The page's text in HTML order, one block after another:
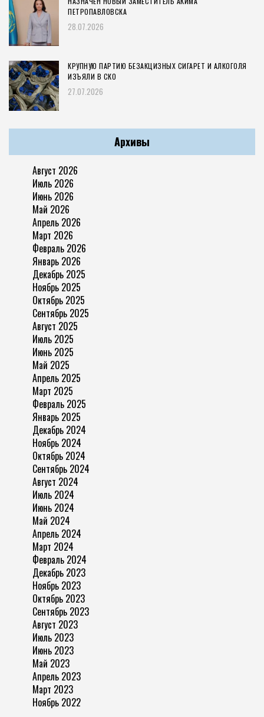
ПЕТРОПАВЛОВСКА
28.07.2026
КРУПНУЮ ПАРТИЮ БЕЗАКЦИЗНЫХ СИГАРЕТ И АЛКОГОЛЯ
ИЗЪЯЛИ В СКО
27.07.2026
Архивы
Август 2026
Июль 2026
Июнь 2026
Май 2026
Апрель 2026
Март 2026
Февраль 2026
Январь 2026
Декабрь 2025
Ноябрь 2025
Октябрь 2025
Сентябрь 2025
Август 2025
Июль 2025
Июнь 2025
Май 2025
Апрель 2025
Март 2025
Февраль 2025
Январь 2025
Декабрь 2024
Ноябрь 2024
Октябрь 2024
Сентябрь 2024
Август 2024
Июль 2024
Июнь 2024
Май 2024
Апрель 2024
Март 2024
Февраль 2024
Декабрь 2023
Ноябрь 2023
Октябрь 2023
Сентябрь 2023
Август 2023
Июль 2023
Июнь 2023
Май 2023
Апрель 2023
Март 2023
Ноябрь 2022